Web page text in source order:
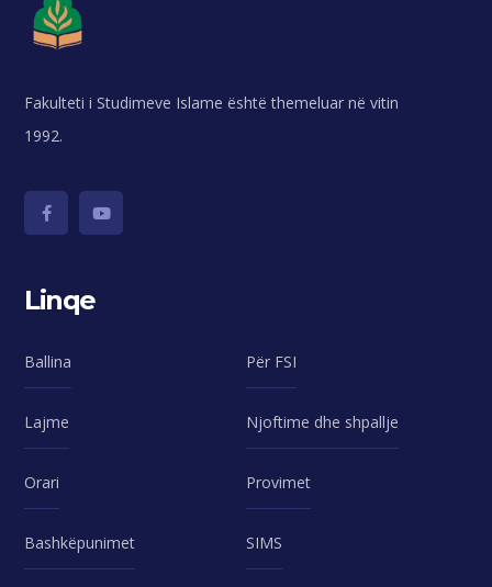
Fakulteti i Studimeve Islame është themeluar në vitin
1992.
Linqe
Ballina Për FSI
Lajme Njoftime dhe shpallje
Orari Provimet
Bashkëpunimet SIMS